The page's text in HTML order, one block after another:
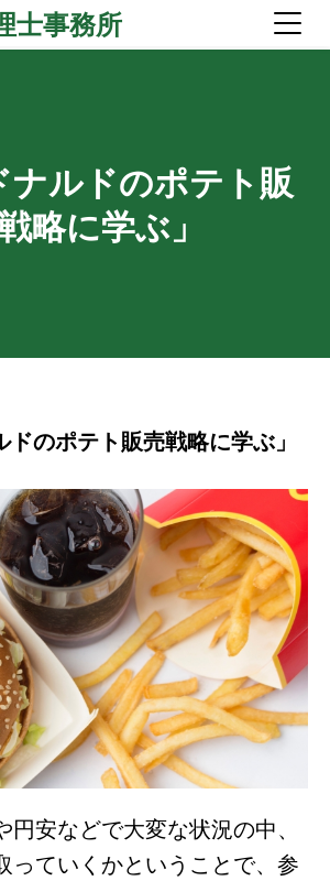
士事務所
ナルドのポテト販
略に学ぶ」
ドのポテト販売戦略に学ぶ」
安などで大変な状況の中、
っていくかということで、参